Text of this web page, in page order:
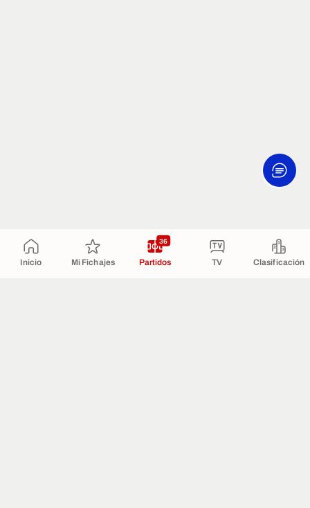
Inicio Mi Fichajes Partidos
36
TV Clasificación